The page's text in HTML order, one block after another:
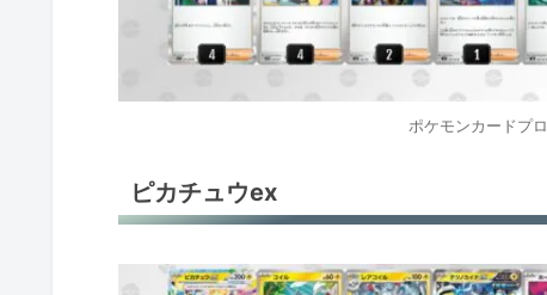
サザンドラex
サザンドラex
サザンドラex
サザンドラex
ポケモンカードプロ
ピカチュウex